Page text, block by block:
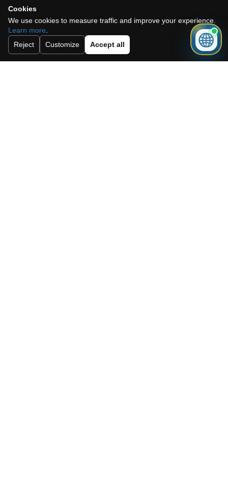
voorwaarden.
Abonneer u op onze nieuwsbrief.
Cookies
We use cookies to measure traffic and improve your experience.
Learn more
Reject
Customize Accept all